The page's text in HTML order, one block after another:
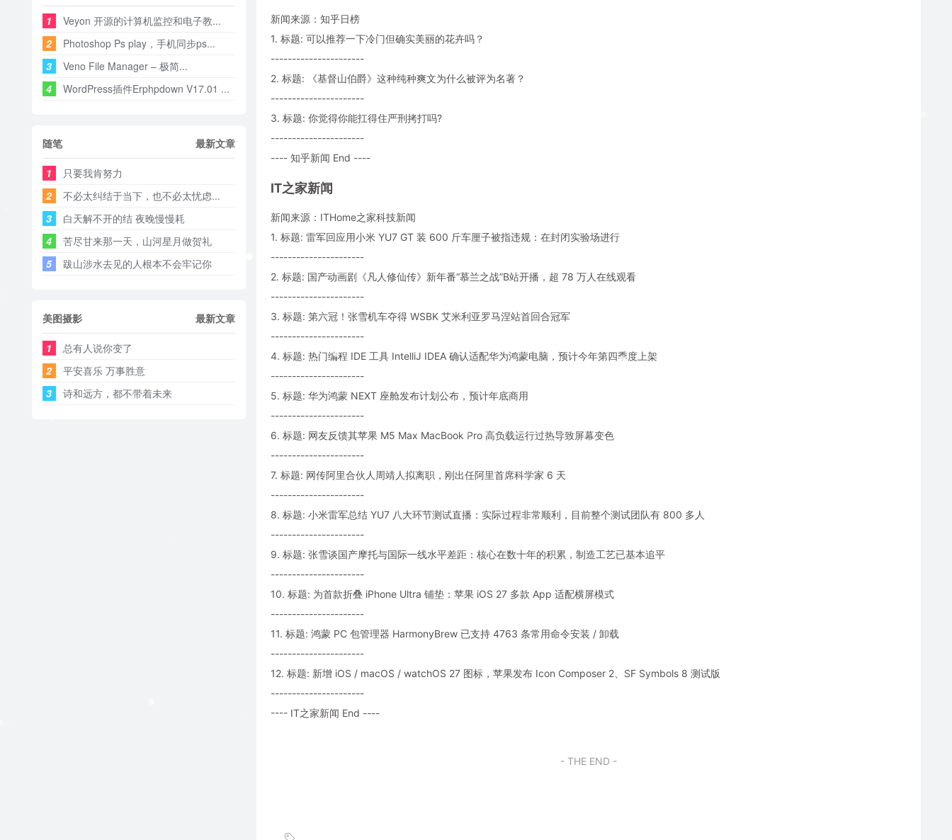
新闻来源：知乎日榜
1. 标题: 可以推荐一下冷门但确实美丽的花卉吗？
----------------------
2. 标题: 《基督山伯爵》这种纯种爽文为什么被评为名著？
----------------------
3. 标题: 你觉得你能扛得住严刑拷打吗?
----------------------
---- 知乎新闻 End ----
IT之家新闻
新闻来源：ITHome之家科技新闻
1. 标题: 雷军回应用小米 YU7 GT 装 600 斤车厘子被指违规：在封闭实验场进行
----------------------
2. 标题: 国产动画剧《凡人修仙传》新年番“慕兰之战”B站开播，超 78 万人在线观看
----------------------
3. 标题: 第六冠！张雪机车夺得 WSBK 艾米利亚罗马涅站首回合冠军
----------------------
4. 标题: 热门编程 IDE 工具 IntelliJ IDEA 确认适配华为鸿蒙电脑，预计今年第四季度上架
----------------------
5. 标题: 华为鸿蒙 NEXT 座舱发布计划公布，预计年底商用
----------------------
6. 标题: 网友反馈其苹果 M5 Max MacBook Pro 高负载运行过热导致屏幕变色
----------------------
7. 标题: 网传阿里合伙人周靖人拟离职，刚出任阿里首席科学家 6 天
----------------------
8. 标题: 小米雷军总结 YU7 八大环节测试直播：实际过程非常顺利，目前整个测试团队有 800 多人
----------------------
9. 标题: 张雪谈国产摩托与国际一线水平差距：核心在数十年的积累，制造工艺已基本追平
----------------------
10. 标题: 为首款折叠 iPhone Ultra 铺垫：苹果 iOS 27 多款 App 适配横屏模式
----------------------
11. 标题: 鸿蒙 PC 包管理器 HarmonyBrew 已支持 4763 条常用命令安装 / 卸载
----------------------
12. 标题: 新增 iOS / macOS / watchOS 27 图标，苹果发布 Icon Composer 2、SF Symbols 8 测试版
----------------------
---- IT之家新闻 End ----
- THE END -
1
Veyon 开源的计算机监控和电子教...
2
Photoshop Ps play，手机同步ps...
3
Veno File Manager – 极简...
4
WordPress插件Erphpdown V17.01 ...
随笔 最新文章
1
只要我肯努力
2
不必太纠结于当下，也不必太忧虑...
3
白天解不开的结 夜晚慢慢耗 ​​​
4
苦尽甘来那一天，山河星月做贺礼
5
跋山涉水去见的人根本不会牢记你
美图摄影 最新文章
1
总有人说你变了
2
平安喜乐 万事胜意
3
诗和远方，都不带着未来